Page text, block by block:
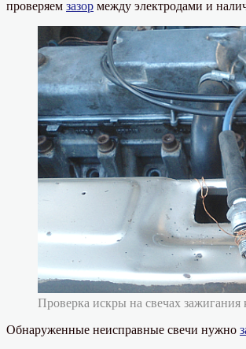
проверяем зазор между электродами и
Проверка искры на свечах зажигания
Обнаруженные неисправные свечи нужно